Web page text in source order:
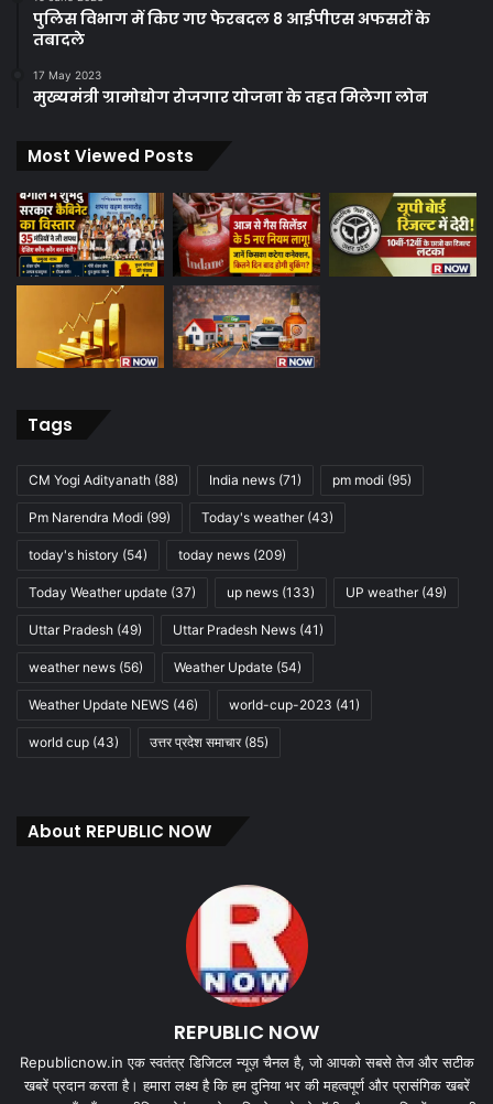
पुलिस विभाग में किए गए फेरबदल 8 आईपीएस अफसरों के
तबादले
17 May 2023
मुख्यमंत्री ग्रामोद्योग रोजगार योजना के तहत मिलेगा लोन
Most Viewed Posts
Tags
CM Yogi Adityanath (88) India news (71) pm modi (95)
Pm Narendra Modi (99) Today's weather(43)
today's history (54) today news (209)
Today Weather update (37) up news (133) UP weather(49)
Uttar Pradesh (49) Uttar Pradesh News (41)
weather news (56) Weather Update (54)
Weather Update NEWS (46) world-cup-2023 (41)
world cup (43) उत्तर प्रदेश समाचार(85)
About REPUBLIC NOW
REPUBLIC NOW
Republicnow.in एक स्वतंत्र डिजिटल न्यूज़ चैनल है, जो आपको सबसे तेज और सटीक
खबरें प्रदान करता है। हमारा लक्ष्य है कि हम दुनिया भर की महत्वपूर्ण और प्रासंगिक खबरें